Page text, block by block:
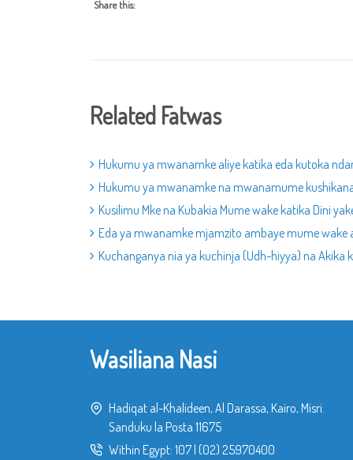
Share this:
Related Fatwas
Hukumu ya mwanamke aliye katika eda kutoka
Hukumu ya mwanamke na mwanamume
Kusilimu Mke na Kubakia Mume wake katika Dini
Eda ya mwanamke mjamzito ambaye mume wake
Kuchanganya nia ya kuchinja (Udh-hiyya) na
Wasiliana Nasi
Hadiqat al-Khalideen, Al Darassa, Kairo, Misri.
Sanduku la Posta 11675
Within Egypt: 107 (02) 25970400